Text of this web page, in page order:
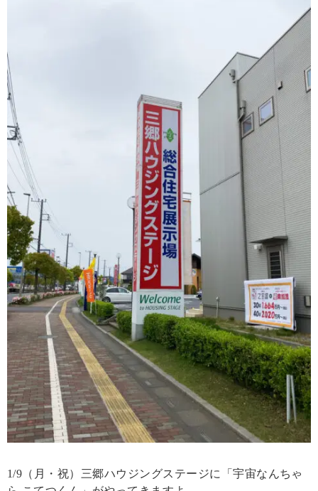
1/9（月・祝）三郷ハウジングステージに「宇宙なんちゃ